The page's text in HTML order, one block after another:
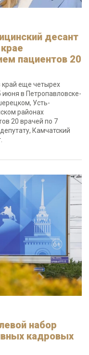
десант
пациентов 20
край еще четырех
в Петропавловске-
Усть-
районах
20 врачей по 7
Камчатский
набор
кадровых